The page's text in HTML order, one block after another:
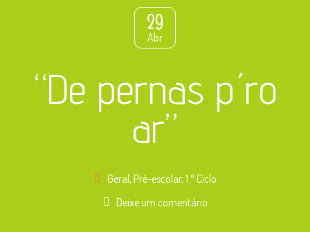
29
Abr
“De pernas p´ro
ar”
Geral, Pré-escolar, 1.º Ciclo
Deixe um comentário